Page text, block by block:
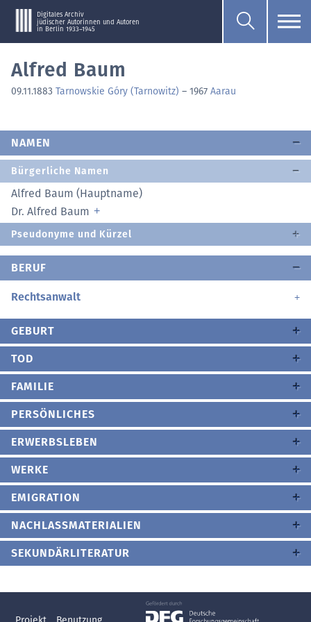
Digitales Archiv
jüdischer Autorinnen und Autoren
in Berlin 1933–1945
Alfred Baum
09.11.1883 Tarnowskie Góry (Tarnowitz) – 1967 Aarau
NAMEN
Bürgerliche Namen
Alfred Baum (Hauptname)
Dr. Alfred Baum
Pseudonyme und Kürzel
BERUF
Rechtsanwalt
GEBURT
TOD
FAMILIE
PERSÖNLICHES
ERWERBSLEBEN
WERKE
EMIGRATION
NACHLASSMATERIALIEN
SEKUNDÄRLITERATUR